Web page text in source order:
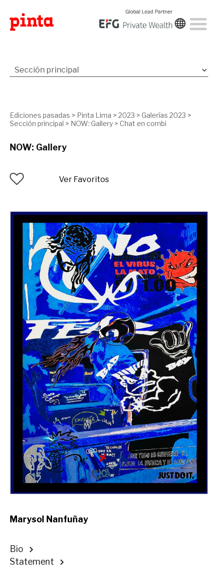
Ediciones pasadas > Pinta Lima > 2023 > Galerías 2023 >
Sección principal > NOW: Gallery > Chat en combi
NOW: Gallery
Ver Favoritos
Marysol Nanfuñay
Bio
Statement